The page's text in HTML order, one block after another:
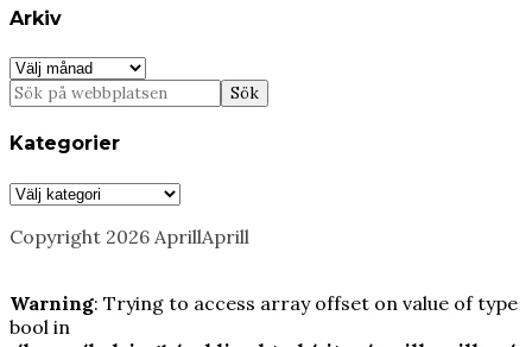
Arkiv
Arkiv
Kategorier
Kategorier
Copyright 2026 AprillAprill
Warning: Trying to access array offset on value of type
bool in